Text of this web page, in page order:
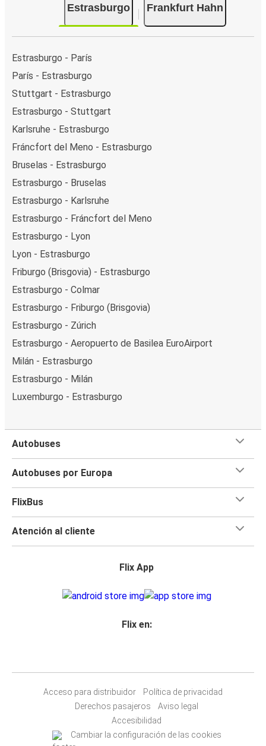
Estrasburgo Frankfurt Hahn
Estrasburgo - París
París - Estrasburgo
Stuttgart - Estrasburgo
Estrasburgo - Stuttgart
Karlsruhe - Estrasburgo
Fráncfort del Meno - Estrasburgo
Bruselas - Estrasburgo
Estrasburgo - Bruselas
Estrasburgo - Karlsruhe
Estrasburgo - Fráncfort del Meno
Estrasburgo - Lyon
Lyon - Estrasburgo
Friburgo (Brisgovia) - Estrasburgo
Estrasburgo - Colmar
Estrasburgo - Friburgo (Brisgovia)
Estrasburgo - Zúrich
Estrasburgo - Aeropuerto de Basilea EuroAirport
Milán - Estrasburgo
Estrasburgo - Milán
Luxemburgo - Estrasburgo
Autobuses
Autobuses por Europa
FlixBus
Atención al cliente
Flix App
Flix en:
Acceso para distribuidor
Política de privacidad
Derechos pasajeros
Aviso legal
Accesibilidad
Cambiar la configuración de las cookies